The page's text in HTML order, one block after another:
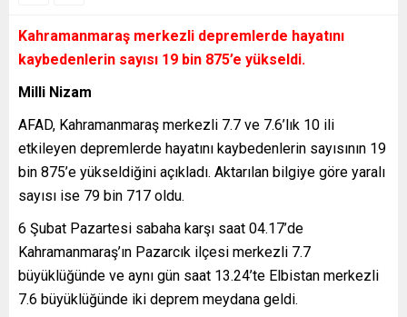
Kahramanmaraş merkezli depremlerde hayatını
kaybedenlerin sayısı 19 bin 875’e yükseldi.
Milli Nizam
AFAD, Kahramanmaraş merkezli 7.7 ve 7.6’lık 10 ili
etkileyen depremlerde hayatını kaybedenlerin sayısının 19
bin 875’e yükseldiğini açıkladı. Aktarılan bilgiye göre yaralı
sayısı ise 79 bin 717 oldu.
6 Şubat Pazartesi sabaha karşı saat 04.17’de
Kahramanmaraş’ın Pazarcık ilçesi merkezli 7.7
büyüklüğünde ve aynı gün saat 13.24’te Elbistan merkezli
7.6 büyüklüğünde iki deprem meydana geldi.